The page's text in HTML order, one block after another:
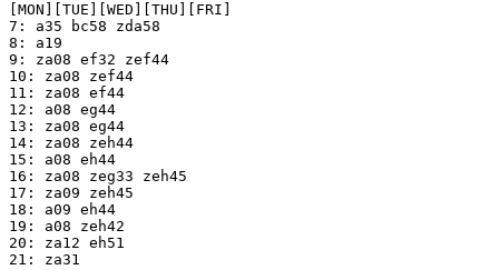
[MON][TUE][WED][THU][FRI]
7: a35 bc58 zda58
8: a19
9: za08 ef32 zef44
10: za08 zef44
11: za08 ef44
12: a08 eg44
13: za08 eg44
14: za08 zeh44
15: a08 eh44
16: za08 zeg33 zeh45
17: za09 zeh45
18: a09 eh44
19: a08 zeh42
20: za12 eh51
21: za31